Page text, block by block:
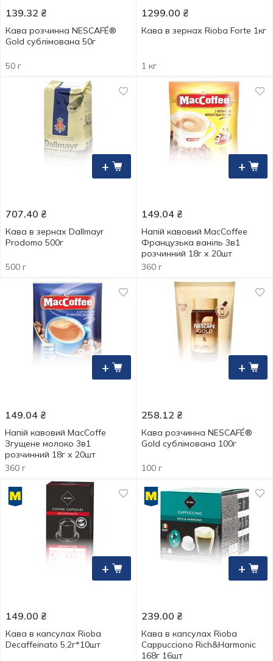
139.32 ₴
Кава розчинна NESCAFÉ®
Gold сублімована 50г
50 г
1299.00 ₴
Кава в зернах Rioba Forte 1кг
1 кг
+
707.40 ₴
Кава в зернах Dallmayr
Prodomo 500г
500 г
+
149.04 ₴
Напій кавовий MacCoffee
Французька ваніль 3в1
розчинний 18г х 20шт
360 г
+
149.04 ₴
Напій кавовий MacCoffe
Згущене молоко 3в1
розчинний 18г х 20шт
360 г
+
258.12 ₴
Кава розчинна NESCAFÉ®
Gold сублімована 100г
100 г
+
149.00 ₴
Кава в капсулах Rioba
Decaffeinato 5,2г*10шт
+
239.00 ₴
Кава в капсулах Rioba
Cappucciono Rich&Harmonic
168г 16шт